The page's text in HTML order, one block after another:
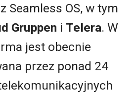
Seamless OS, w tym
Gruppen i Telera. W
jest obecnie
przez ponad 24